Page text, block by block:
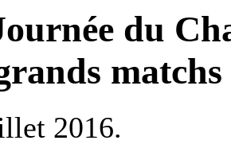
du
2016.